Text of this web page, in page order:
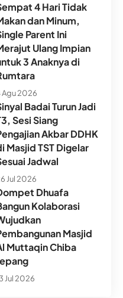
4 Hari Tidak
dan Minum,
Parent Ini
Ulang Impian
3 Anaknya di
Agu 2026
Badai Turun Jadi
Sesi Siang
Akbar DDHK
Masjid TST Digelar
Jadwal
Jul 2026
Dhuafa
Kolaborasi
Masjid
Muttaqin Chiba
Jul 2026